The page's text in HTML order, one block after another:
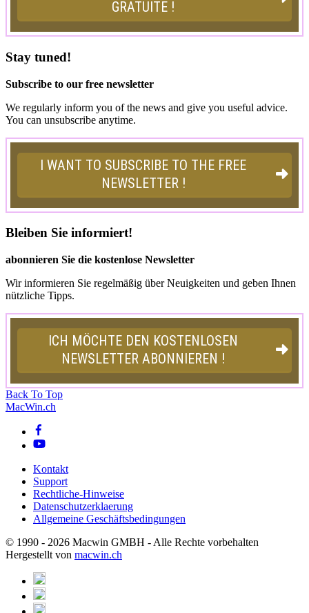
Stay tuned!
Subscribe to our free newsletter
We regularly inform you of the news and give you useful advice.
You can unsubscribe anytime.
Bleiben Sie informiert!
abonnieren Sie die kostenlose Newsletter
Wir informieren Sie regelmäßig über Neuigkeiten und geben Ihnen
nützliche Tipps.
Back To Top
MacWin.ch
Kontakt
Support
Rechtliche-Hinweise
Datenschutzerklaerung
Allgemeine Geschäftsbedingungen
© 1990 - 2026 Macwin GMBH - Alle Rechte vorbehalten
Hergestellt von macwin.ch